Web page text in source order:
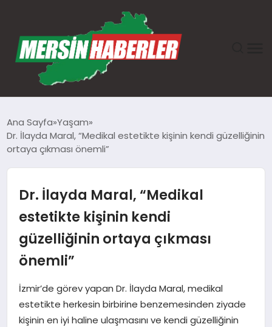
GÜNDEM
TEKNOLOJI
YAŞAM
Ana Sayfa Yaşam
Dr. İlayda Maral, “Medikal estetikte kişinin kendi güzelliğinin
ortaya çıkması önemli”
Dr. İlayda Maral, “Medikal
estetikte kişinin kendi
güzelliğinin ortaya çıkması
önemli”
İzmir’de görev yapan Dr. İlayda Maral, medikal
estetikte herkesin birbirine benzemesinden ziyade
kişinin en iyi haline ulaşmasını ve kendi güzelliğinin